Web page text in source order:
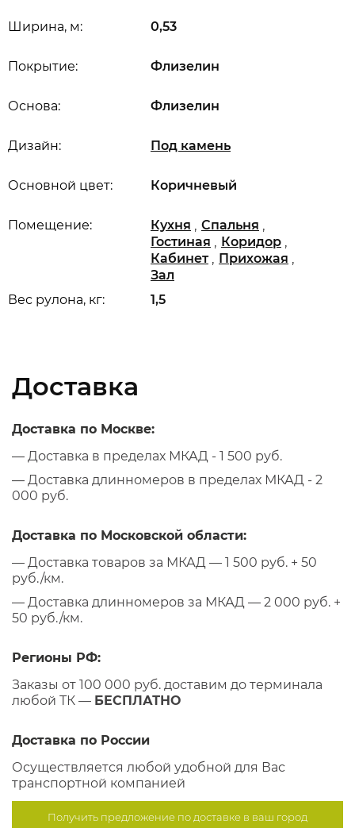
Ширина, м: 0,53
Вес рулона, кг: 1,5
Основной цвет: Коричневый
Дизайн: Под камень
Основа: Флизелин
Покрытие: Флизелин
Помещение: Кухня , Спальня ,
Гостиная , Коридор ,
Кабинет , Прихожая ,
Зал
Доставка
Доставка по Москве:
— Доставка в пределах МКАД - 1 500 руб.
— Доставка длинномеров в пределах МКАД - 2
000 руб.
Доставка по Московской области:
— Доставка товаров за МКАД — 1 500 руб. + 50
руб./км.
— Доставка длинномеров за МКАД — 2 000 руб. +
50 руб./км.
Регионы РФ:
Заказы от 100 000 руб. доставим до терминала
любой ТК — БЕСПЛАТНО
Доставка по России
Осуществляется любой удобной для Вас
транспортной компанией
Получить предложение подоставке в ваш город